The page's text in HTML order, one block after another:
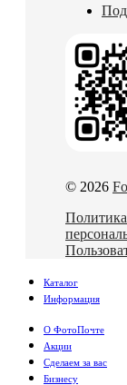
© 2026
Каталог
Информация
О ФотоПочте
Акции
Сделаем за вас
Бизнесу